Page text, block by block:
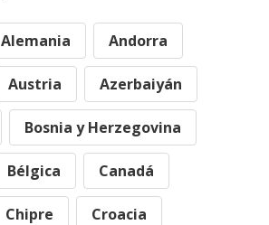
Alemania Andorra
Austria Azerbaiyán
Bosnia y Herzegovina
Bélgica Canadá
Chipre Croacia